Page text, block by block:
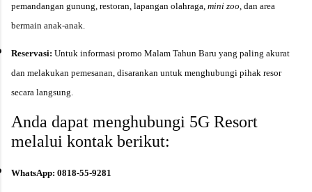
pemandangan gunung, restoran, lapangan olahraga, mini zoo, dan area
bermain anak-anak.
Reservasi: Untuk informasi promo Malam Tahun Baru yang paling akurat
dan melakukan pemesanan, disarankan untuk menghubungi pihak resor
secara langsung.
Anda dapat menghubungi 5G Resort
melalui kontak berikut:
WhatsApp: 0818-55-9281